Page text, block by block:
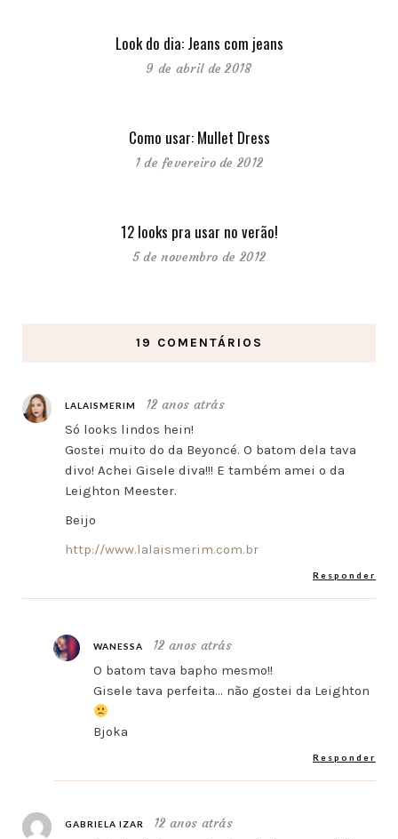
Look do dia: Jeans com jeans
9 de abril de 2018
Como usar: Mullet Dress
1 de fevereiro de 2012
12 looks pra usar no verão!
5 de novembro de 2012
19 COMENTÁRIOS
LALAISMERIM
12 anos atrás
Só looks lindos hein!
Gostei muito do da Beyoncé. O batom dela tava
divo! Achei Gisele diva!!! E também amei o da
Leighton Meester.
Beijo
http://www.lalaismerim.com.br
Responder
WANESSA
12 anos atrás
O batom tava bapho mesmo!!
Gisele tava perfeita… não gostei da Leighton
Bjoka
Responder
GABRIELA IZAR
12 anos atrás